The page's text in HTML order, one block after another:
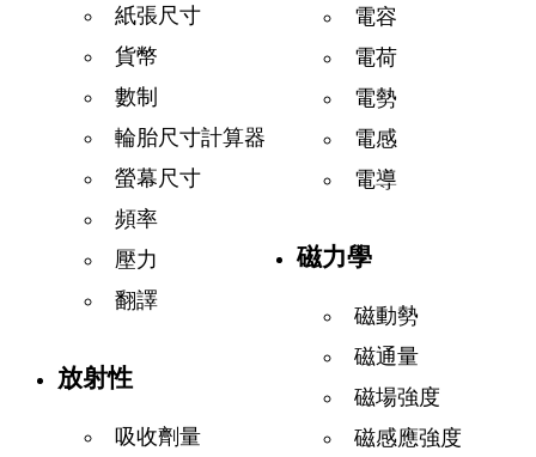
紙張尺寸
貨幣
數制
輪胎尺寸計算器
螢幕尺寸
頻率
壓力
翻譯
放射性
吸收劑量
電容
電荷
電勢
電感
電導
磁力學
磁動勢
磁通量
磁場強度
磁感應強度